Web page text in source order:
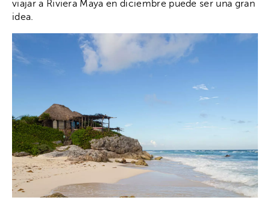
viajar a Riviera Maya en diciembre puede ser una gran
idea.